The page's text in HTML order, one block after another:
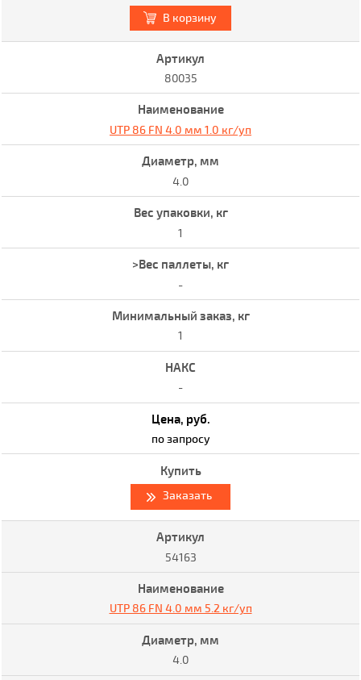
В корзину
80035
UTP 86 FN 4.0 мм 1.0 кг/уп
4.0
1
-
1
-
по запросу
Заказать
54163
UTP 86 FN 4.0 мм 5.2 кг/уп
4.0